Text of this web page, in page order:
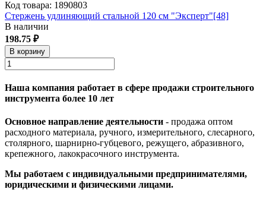
Код товара: 1890803
Стержень удлиняющий стальной 120 см "Эксперт"[48]
В наличии
198.75 ₽
В корзину
Наша компания работает в сфере продажи строительного
инструмента более 10 лет
Основное направление деятельности - продажа оптом
расходного материала, ручного, измерительного, слесарного,
столярного, шарнирно-губцевого, режущего, абразивного,
крепежного, лакокрасочного инструмента.
Мы работаем с индивидуальными предпринимателями,
юридическими и физическими лицами.